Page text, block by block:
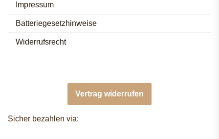
Impressum
Batteriegesetzhinweise
Widerrufsrecht
Vertrag widerrufen
Sicher bezahlen via: